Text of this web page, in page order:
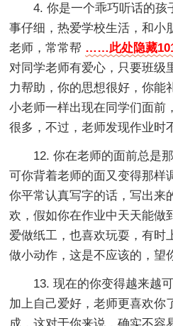
4. 你是一个乖巧听话的孩
事仔细，热爱学校生活，和小
老师，常常帮 ……此处隐藏
对同学老师有爱心，只要班级
力帮助，你的思想很好，你能
小老师一样出现在同学们面前
很多，不过，老师发现作业时
12. 你在老师的面前总是
可你背着老师的面又变得那样
你平常认真写字的话，写出来
欢，假如你在作业中天天能做
爱做纸工，也喜欢玩耍，有时
做小动作，这是不应该的，望
13. 现在的你变得越来越
加上自己爱好，老师更喜欢你